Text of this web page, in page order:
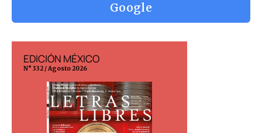
Google
MÉXICO
332 / Agosto 2026